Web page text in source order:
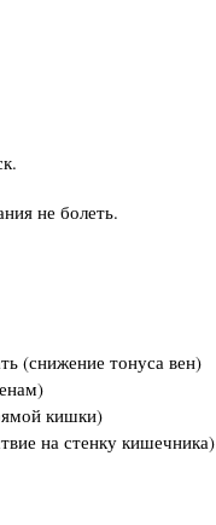
не болеть.
(снижение тонуса вен)
кишки)
на стенку кишечника)